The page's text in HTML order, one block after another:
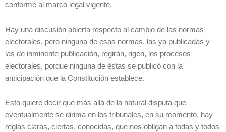
conforme al marco legal vigente.
Hay una discusión abierta respecto al cambio de las normas
electorales, pero ninguna de esas normas, las ya publicadas y
las de inminente publicación, regirán, rigen, los procesos
electorales, porque ninguna de éstas se publicó con la
anticipación que la Constitución establece.
Esto quiere decir que más allá de la natural disputa que
eventualmente se dirima en los tribunales, en su momento, hay
reglas claras, ciertas, conocidas, que nos obligan a todas y todos